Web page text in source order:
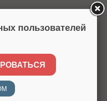
пользователей